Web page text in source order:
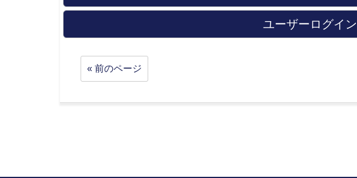
ユーザーログイン
« 前のページ